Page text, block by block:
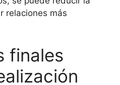
relaciones más
finales